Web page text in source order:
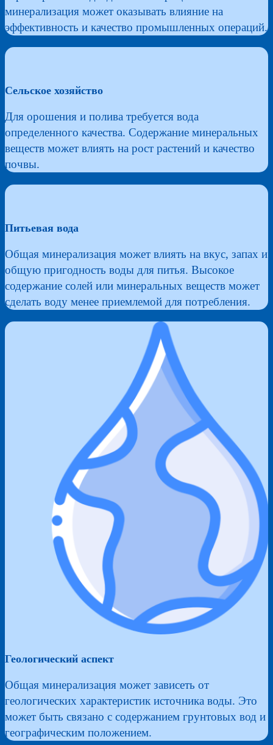
минерализация может оказывать влияние на
эффективность и качество промышленных операций.
Сельское хозяйство
Для орошения и полива требуется вода
определенного качества. Содержание минеральных
веществ может влиять на рост растений и качество
почвы.
Питьевая вода
Общая минерализация может влиять на вкус, запах и
общую пригодность воды для питья. Высокое
содержание солей или минеральных веществ может
сделать воду менее приемлемой для потребления.
Геологический аспект
Общая минерализация может зависеть от
геологических характеристик источника воды. Это
может быть связано с содержанием грунтовых вод и
географическим положением.